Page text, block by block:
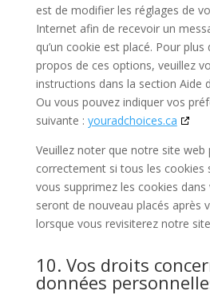
est de modifier les réglages de
Internet afin de recevoir un
qu’un cookie est placé. Pour plus
propos de ces options, veuillez
instructions dans la section Aide
Ou vous pouvez indiquer vos
suivante : youradchoices.ca
Veuillez noter que notre site
correctement si tous les cookies
vous supprimez les cookies
seront de nouveau placés après
lorsque vous revisiterez notre
10. Vos droits
données